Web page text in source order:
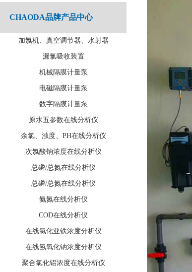
CHAODA品牌产品中心
加氯机、真空调节器、水射器
漏氯吸收装置
机械隔膜计量泵
电磁隔膜计量泵
数字隔膜计量泵
原水五参数在线分析仪
余氯、浊度、PH在线分析仪
次氯酸钠浓度在线分析仪
总磷/总氮在线分析仪
总磷/总氮在线分析仪
氨氮在线分析仪
COD在线分析仪
在线氯化亚铁浓度分析仪
在线氢氧化钠浓度分析仪
聚合氯化铝浓度在线分析仪